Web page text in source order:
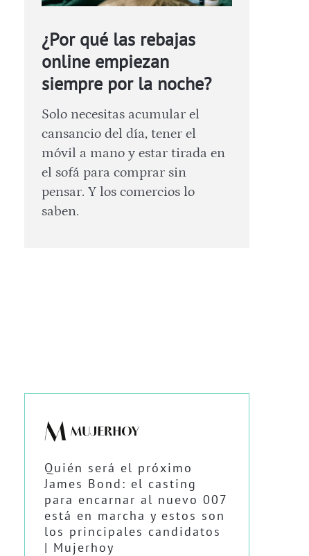
¿Por qué las rebajas
online empiezan
siempre por la noche?
Solo necesitas acumular el
cansancio del día, tener el
móvil a mano y estar tirada en
el sofá para comprar sin
pensar. Y los comercios lo
saben.
Quién será el próximo
James Bond: el casting
para encarnar al nuevo 007
está en marcha y estos son
los principales candidatos
| Mujerhoy